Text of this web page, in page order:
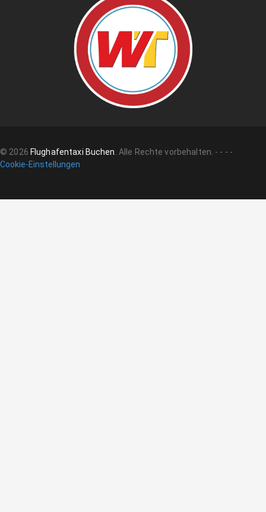
© 2026 Flughafentaxi Buchen. Alle Rechte vorbehalten. - - - -
Cookie-Einstellungen